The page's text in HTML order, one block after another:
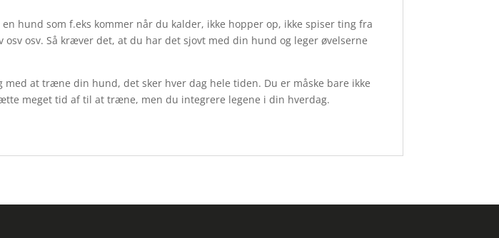
hund som f.eks kommer når du kalder, ikke hopper op, ikke spiser ting fra
osv. Så kræver det, at du har det sjovt med din hund og leger øvelserne
at træne din hund, det sker hver dag hele tiden. Du er måske bare ikke
meget tid af til at træne, men du integrere legene i din hverdag.